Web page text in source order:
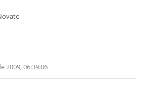
2009, 06:39:06